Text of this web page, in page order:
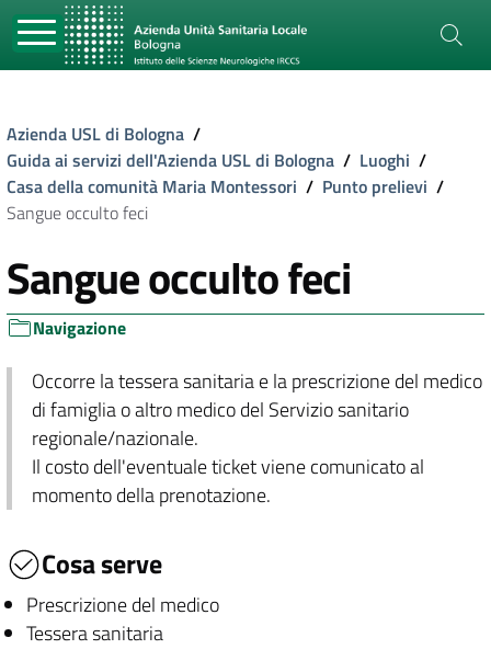
Azienda USL di Bologna /
Guida ai servizi dell'Azienda USL di Bologna / Luoghi /
Casa della comunità Maria Montessori / Punto prelievi /
Sangue occulto feci
Sangue occulto feci
Navigazione
Occorre la tessera sanitaria e la prescrizione del medico
di famiglia o altro medico del Servizio sanitario
regionale/nazionale.
Il costo dell'eventuale ticket viene comunicato al
momento della prenotazione.
Cosa serve
Prescrizione del medico
Tessera sanitaria